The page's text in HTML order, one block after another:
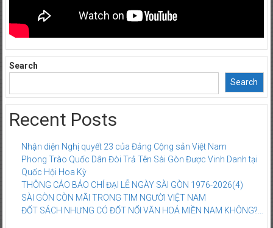
Search
Search
Recent Posts
Nhận diện Nghị quyết 23 của Đảng Cộng sản Việt Nam
Phong Trào Quốc Dân Đòi Trả Tên Sài Gòn Được Vinh Danh tại
Quốc Hội Hoa Kỳ
THÔNG CÁO BÁO CHÍ ĐẠI LỄ NGÀY SÀI GÒN 1976-2026(4)
SÀI GÒN CÒN MÃI TRONG TIM NGƯỜI VIỆT NAM
ĐỐT SÁCH NHƯNG CÓ ĐỐT NỔI VĂN HOÁ MIỀN NAM KHÔNG?…